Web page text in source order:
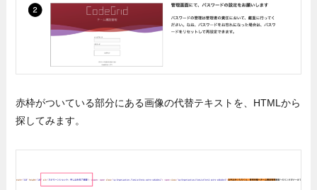
赤枠がついている部分にある画像の代替テキストを、HTMLから
探してみます。